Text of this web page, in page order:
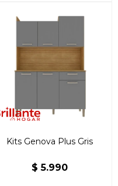
Kits Genova Plus Gris
$ 5.990